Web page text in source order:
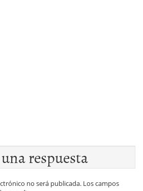
respuesta
no será publicada. Los campos